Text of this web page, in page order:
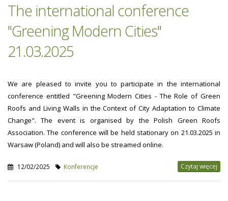
The international conference
"Greening Modern Cities"
21.03.2025
We are pleased to invite you to participate in the international
conference entitled "Greening Modern Cities - The Role of Green
Roofs and Living Walls in the Context of City Adaptation to Climate
Change". The event is organised by the Polish Green Roofs
Association. The conference will be held stationary on 21.03.2025 in
Warsaw (Poland) and will also be streamed online.
12/02/2025 Konferencje Czytaj więcej